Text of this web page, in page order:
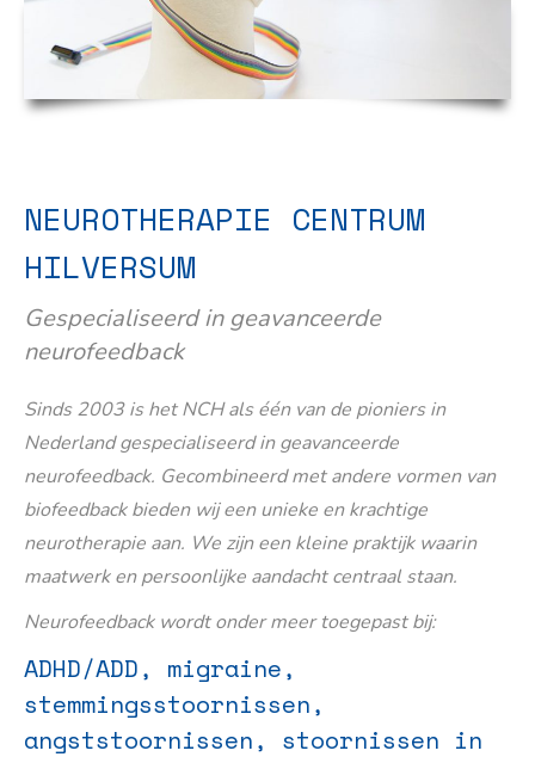
NEUROTHERAPIE CENTRUM
HILVERSUM
Gespecialiseerd in geavanceerde
neurofeedback
Sinds 2003 is het NCH als één van de pioniers in
Nederland gespecialiseerd in geavanceerde
neurofeedback. Gecombineerd met andere vormen van
biofeedback bieden wij een unieke en krachtige
neurotherapie aan. We zijn een kleine praktijk waarin
maatwerk en persoonlijke aandacht centraal staan.
Neurofeedback wordt onder meer toegepast bij:
ADHD/ADD, migraine,
stemmingsstoornissen,
angststoornissen, stoornissen in